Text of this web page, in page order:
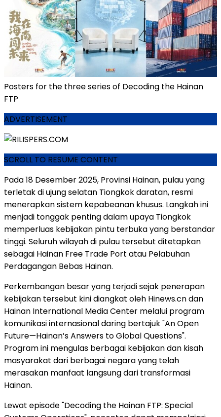
Posters for the three series of Decoding the Hainan
FTP
ADVERTISEMENT
SCROLL TO RESUME CONTENT
Pada 18 Desember 2025, Provinsi Hainan, pulau yang
terletak di ujung selatan Tiongkok daratan, resmi
menerapkan sistem kepabeanan khusus. Langkah ini
menjadi tonggak penting dalam upaya Tiongkok
memperluas kebijakan pintu terbuka yang berstandar
tinggi. Seluruh wilayah di pulau tersebut ditetapkan
sebagai Hainan Free Trade Port atau Pelabuhan
Perdagangan Bebas Hainan.
Perkembangan besar yang terjadi sejak penerapan
kebijakan tersebut kini diangkat oleh Hinews.cn dan
Hainan International Media Center melalui program
komunikasi internasional daring bertajuk "An Open
Future—Hainan’s Answers to Global Questions".
Program ini mengulas berbagai kebijakan dan kisah
masyarakat dari berbagai negara yang telah
merasakan manfaat langsung dari transformasi
Hainan.
Lewat episode "Decoding the Hainan FTP: Special